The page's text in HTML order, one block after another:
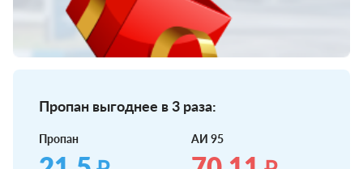
Пропан выгоднее в 3 раза:
Пропан АИ 95